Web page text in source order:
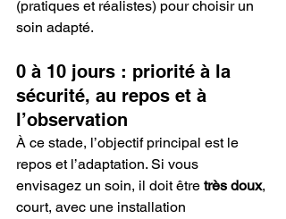
(pratiques et réalistes) pour choisir un
soin adapté.
0 à 10 jours : priorité à la
sécurité, au repos et à
l’observation
À ce stade, l’objectif principal est le
repos et l’adaptation. Si vous
envisagez un soin, il doit être très doux,
court, avec une installation